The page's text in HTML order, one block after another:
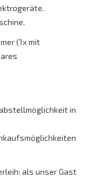
(1x mit
in
als unser Gast